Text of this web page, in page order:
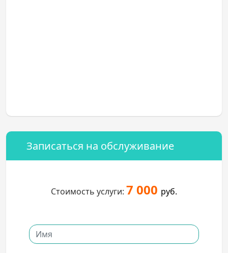
Записаться на обслуживание
Стоимость услуги: 7 000 руб.